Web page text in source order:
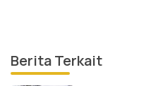
Berita Terkait